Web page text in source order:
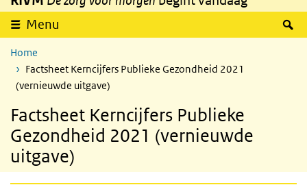
Menu
Home
Factsheet Kerncijfers Publieke Gezondheid 2021
(vernieuwde uitgave)
Factsheet Kerncijfers Publieke
Gezondheid 2021 (vernieuwde
uitgave)